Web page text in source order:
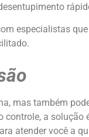
especialistas
mas também
controle, a solução
atender você a